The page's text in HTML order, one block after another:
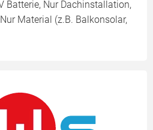
Batterie, Nur Dachinstallation,
Material (z.B. Balkonsolar,